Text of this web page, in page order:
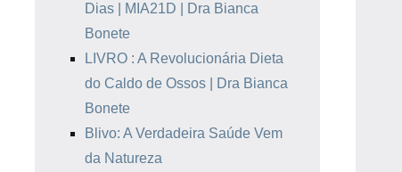
Dias | MIA21D | Dra Bianca
Bonete
LIVRO : A Revolucionária Dieta
do Caldo de Ossos | Dra Bianca
Bonete
Blivo: A Verdadeira Saúde Vem
da Natureza